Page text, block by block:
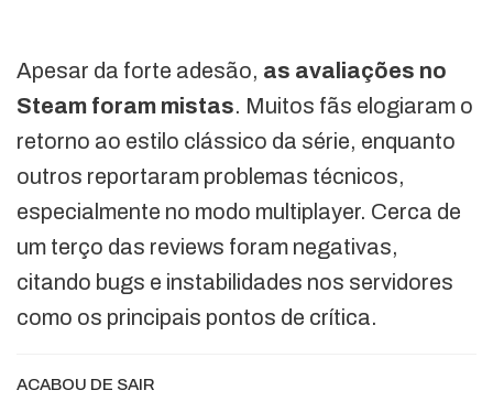
Apesar da forte adesão, as avaliações no
Steam foram mistas. Muitos fãs elogiaram o
retorno ao estilo clássico da série, enquanto
outros reportaram problemas técnicos,
especialmente no modo multiplayer. Cerca de
um terço das reviews foram negativas,
citando bugs e instabilidades nos servidores
como os principais pontos de crítica.
ACABOU DE SAIR